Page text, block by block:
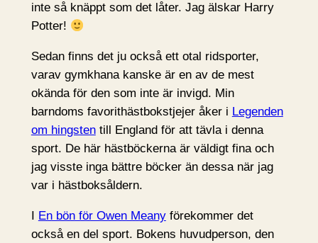
inte så knäppt som det låter. Jag älskar Harry
Potter!
Sedan finns det ju också ett otal ridsporter,
varav gymkhana kanske är en av de mest
okända för den som inte är invigd. Min
barndoms favorithästbokstjejer åker i Legenden
om hingstentill England för att tävla i denna
sport. De här hästböckerna är väldigt fina och
jag visste inga bättre böcker än dessa när jag
var i hästboksåldern.
I En bön för Owen Meanyförekommer det
också en del sport. Bokens huvudperson, den